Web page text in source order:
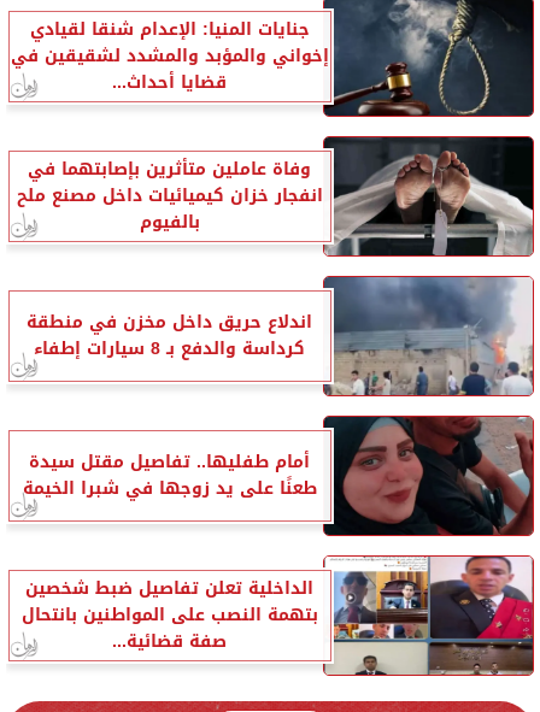
جنايات المنيا: الإعدام شنقا لقيادي
إخواني والمؤبد والمشدد لشقيقين في
قضايا أحداث...
وفاة عاملين متأثرين بإصابتهما في
انفجار خزان كيميائيات داخل مصنع ملح
بالفيوم
اندلاع حريق داخل مخزن في منطقة
كرداسة والدفع بـ 8 سيارات إطفاء
أمام طفليها.. تفاصيل مقتل سيدة
طعنًا على يد زوجها في شبرا الخيمة
الداخلية تعلن تفاصيل ضبط شخصين
بتهمة النصب على المواطنين بانتحال
صفة قضائية...